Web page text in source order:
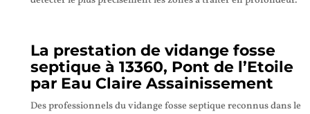
La prestation de vidange fosse
septique à 13360, Pont de l’Etoile
par Eau Claire Assainissement
Des professionnels du vidange fosse septique reconnus dans le